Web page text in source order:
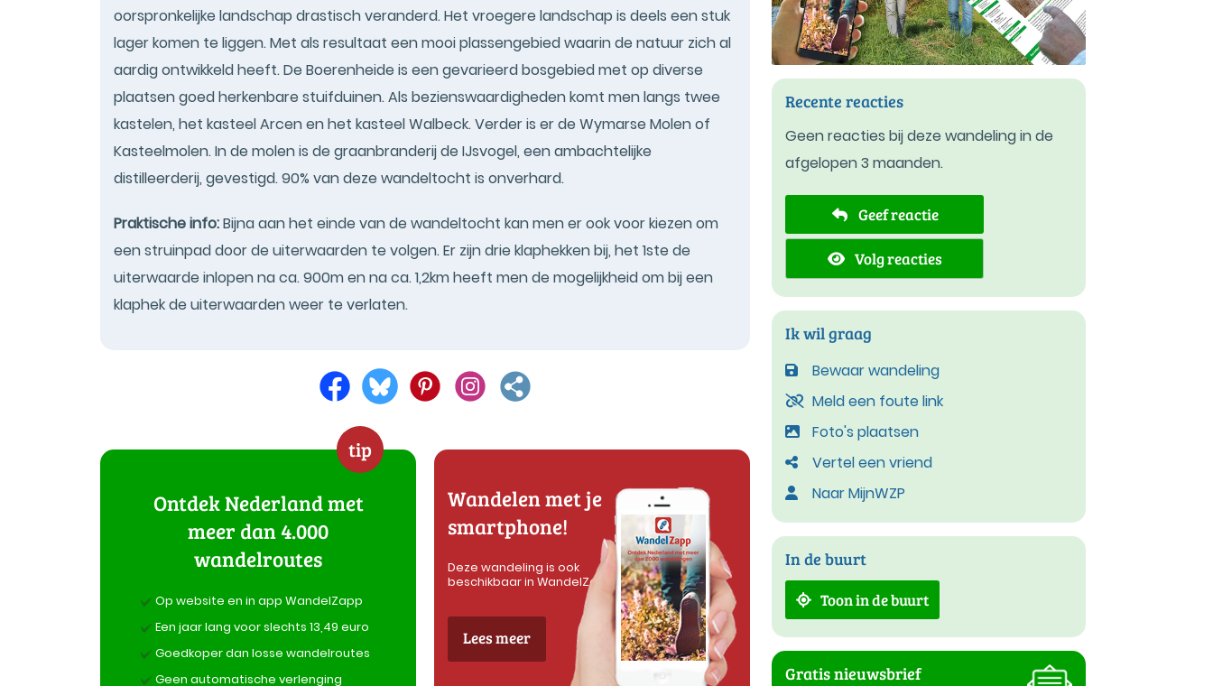
oorspronkelijke landschap drastisch veranderd. Het vroegere landschap is deels een stuk
lager komen te liggen. Met als resultaat een mooi plassengebied waarin de natuur zich al
aardig ontwikkeld heeft. De Boerenheide is een gevarieerd bosgebied met op diverse
plaatsen goed herkenbare stuifduinen. Als bezienswaardigheden komt men langs twee
kastelen, het kasteel Arcen en het kasteel Walbeck. Verder is er de Wymarse Molen of
Kasteelmolen. In de molen is de graanbranderij de IJsvogel, een ambachtelijke
distilleerderij, gevestigd. 90% van deze wandeltocht is onverhard.
Praktische info:Bijna aan het einde van de wandeltocht kan men er ook voor kiezen om
een struinpad door de uiterwaarden te volgen. Er zijn drie klaphekken bij, het 1ste de
uiterwaarde inlopen na ca. 900m en na ca. 1,2km heeft men de mogelijkheid om bij een
klaphek de uiterwaarden weer te verlaten.
tip
Ontdek Nederland met
meer dan 4.000
wandelroutes
Op website en in app WandelZapp
Een jaar lang voor slechts 13,49 euro
Goedkoper dan losse wandelroutes
Geen automatische verlenging
Wandelen met je
smartphone!
Deze wandeling is ook
beschikbaar in WandelZapp
Lees meer
Recente reacties
Geen reacties bij deze wandeling in de
afgelopen 3 maanden.
Geef reactie
Volg reacties
Ik wil graag
Bewaar wandeling
Meld een foute link
Foto's plaatsen
Vertel een vriend
Naar MijnWZP
In de buurt
Toon in de buurt
Gratis nieuwsbrief